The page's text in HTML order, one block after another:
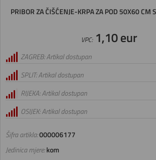
PRIBOR ZA ČIŠĆENJE-KRPA ZA POD 50X60 CM
Šifra artikla:000006177
VPC:1,10 eur
ZAGREB: Artikal dostupan
SPLIT: Artikal dostupan
RIJEKA: Artikal dostupan
OSIJEK: Artikal dostupan
Jedinica mjere:kom